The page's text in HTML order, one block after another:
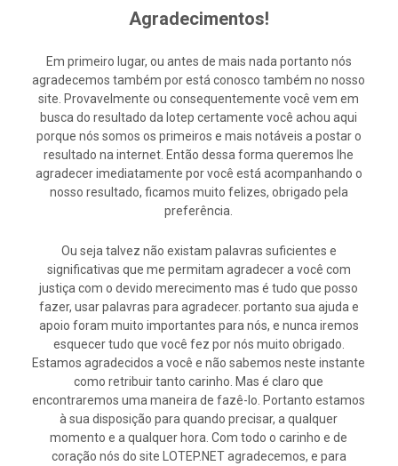
Agradecimentos!
Em primeiro lugar, ou antes de mais nada portanto nós
agradecemos também por está conosco também no nosso
site. Provavelmente ou consequentemente você vem em
busca do resultado da lotep certamente você achou aqui
porque nós somos os primeiros e mais notáveis a postar o
resultado na internet. Então dessa forma queremos lhe
agradecer imediatamente por você está acompanhando o
nosso resultado, ficamos muito felizes, obrigado pela
preferência.
Ou seja talvez não existam palavras suficientes e
significativas que me permitam agradecer a você com
justiça com o devido merecimento mas é tudo que posso
fazer, usar palavras para agradecer. portanto sua ajuda e
apoio foram muito importantes para nós, e nunca iremos
esquecer tudo que você fez por nós muito obrigado.
Estamos agradecidos a você e não sabemos neste instante
como retribuir tanto carinho. Mas é claro que
encontraremos uma maneira de fazê-lo. Portanto estamos
à sua disposição para quando precisar, a qualquer
momento e a qualquer hora. Com todo o carinho e de
coração nós do site LOTEP.NET agradecemos, e para